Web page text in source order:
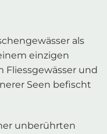
als
einzigen
Fliessgewässer und
Seen befischt
unberührten